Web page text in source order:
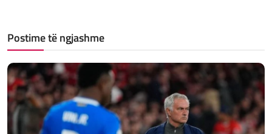
Postime të ngjashme